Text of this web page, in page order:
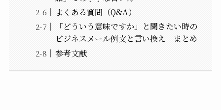
よくある質問（Q&A）
「どういう意味ですか」と聞きたい時の
ビジネスメール例文と言い換え まとめ
参考文献